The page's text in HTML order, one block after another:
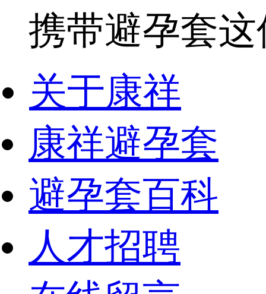
携带避孕套
关于康祥
康祥避孕套
避孕套百科
人才招聘